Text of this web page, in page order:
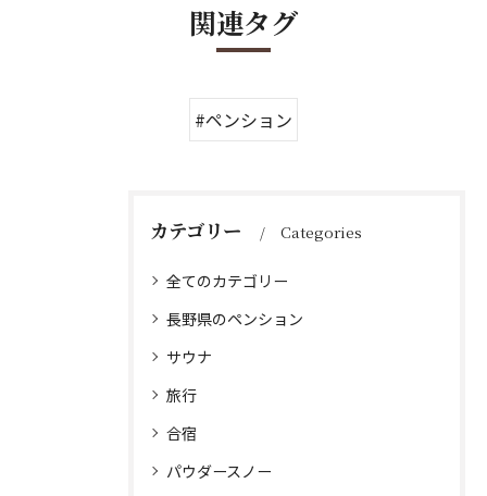
関連タグ
#ペンション
カテゴリー Categories
全てのカテゴリー
長野県のペンション
サウナ
旅行
合宿
パウダースノー